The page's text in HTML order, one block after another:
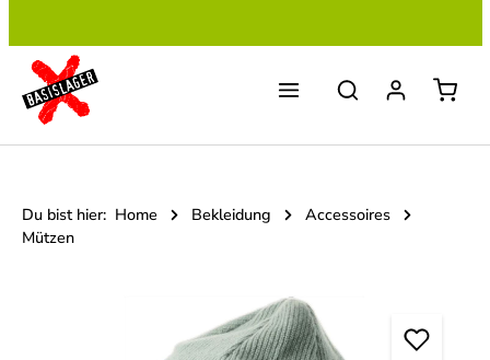
Du bist hier: Home Bekleidung
Accessoires
Mützen